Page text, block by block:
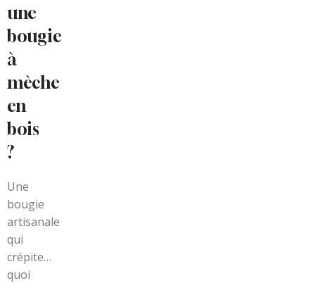
une
bougie
à
mèche
en
bois
?
Une
bougie
artisanale
qui
crépite…
quoi